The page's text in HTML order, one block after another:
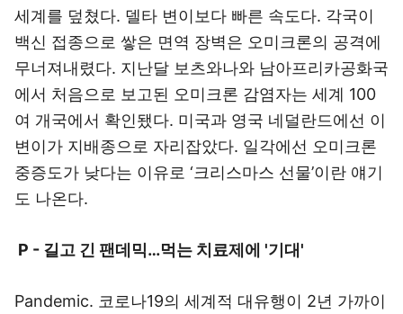
세계를 덮쳤다. 델타 변이보다 빠른 속도다. 각국이
백신 접종으로 쌓은 면역 장벽은 오미크론의 공격에
무너져내렸다. 지난달 보츠와나와 남아프리카공화국
에서 처음으로 보고된 오미크론 감염자는 세계 100
여 개국에서 확인됐다. 미국과 영국 네덜란드에선 이
변이가 지배종으로 자리잡았다. 일각에선 오미크론
중증도가 낮다는 이유로 ‘크리스마스 선물’이란 얘기
도 나온다.
P - 길고 긴 팬데믹…먹는 치료제에 '기대'
Pandemic. 코로나19의 세계적 대유행이 2년 가까이